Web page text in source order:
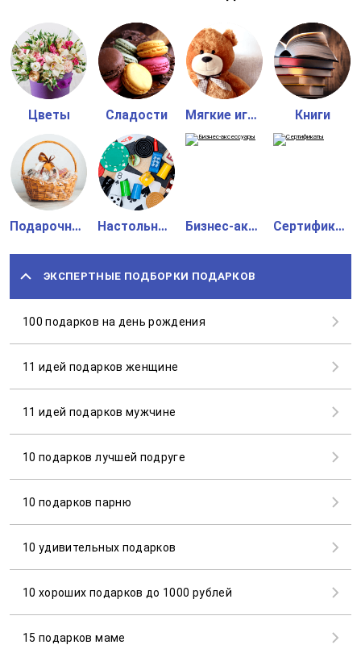
Цветы Сладости Мягкие игрушки Книги
Подарочные наборы Настольные игры Бизнес-аксессуары Сертификаты
ЭКСПЕРТНЫЕ ПОДБОРКИ ПОДАРКОВ
100 подарков на день рождения
11 идей подарков женщине
11 идей подарков мужчине
10 подарков лучшей подруге
10 подарков парню
10 удивительных подарков
10 хороших подарков до 1000 рублей
15 подарков маме